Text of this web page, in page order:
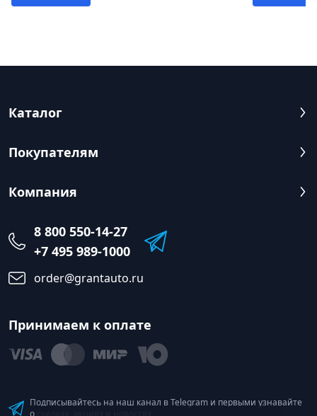
Каталог
Покупателям
Компания
8 800 550-14-27
+7 495 989-1000
order@grantauto.ru
Принимаем к оплате
Подписывайтесь на наш канал в Telegram и первыми узнавайте
о скидках, акциях и новостях